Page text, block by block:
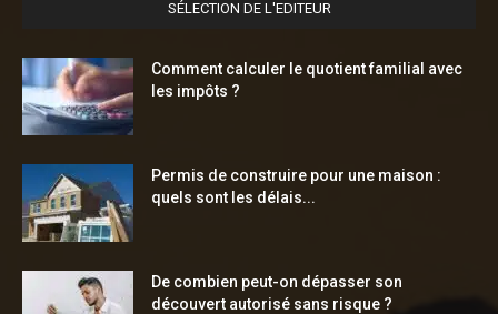
SÉLECTION DE L'EDITEUR
Comment calculer le quotient familial avec
les impôts ?
Permis de construire pour une maison :
quels sont les délais...
De combien peut-on dépasser son
découvert autorisé sans risque ?